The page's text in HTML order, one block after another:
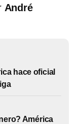
André
hace oficial
América